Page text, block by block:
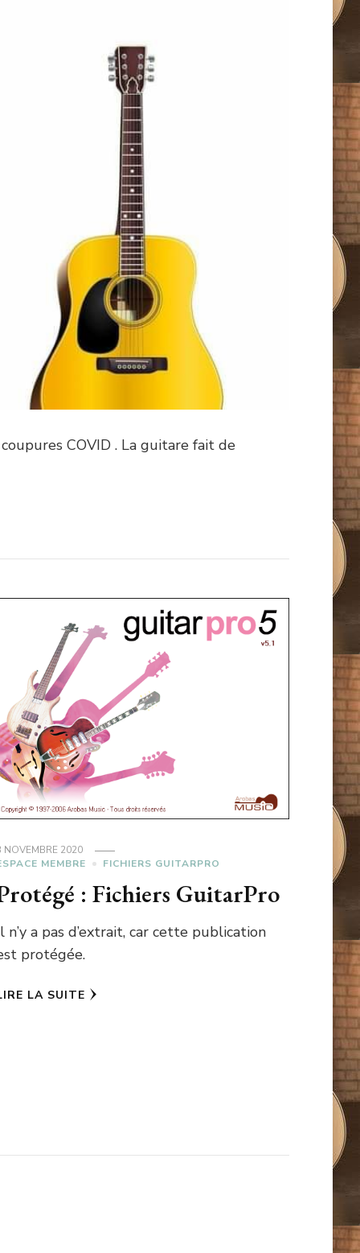
COVID . La guitare fait de
NOVEMBRE 2020
MEMBRE
FICHIERS GUITARPRO
: Fichiers GuitarPro
n’y a pas d’extrait, car cette publication
protégée.
LA SUITE